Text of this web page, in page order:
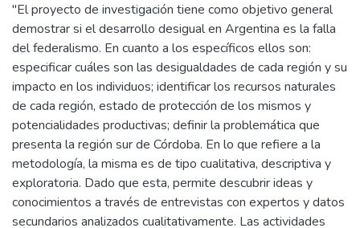
"El proyecto de investigación tiene como objetivo general
demostrar si el desarrollo desigual en Argentina es la falla
del federalismo. En cuanto a los específicos ellos son:
especificar cuáles son las desigualdades de cada región y su
impacto en los individuos; identificar los recursos naturales
de cada región, estado de protección de los mismos y
potencialidades productivas; definir la problemática que
presenta la región sur de Córdoba. En lo que refiere a la
metodología, la misma es de tipo cualitativa, descriptiva y
exploratoria. Dado que esta, permite descubrir ideas y
conocimientos a través de entrevistas con expertos y datos
secundarios analizados cualitativamente. Las actividades